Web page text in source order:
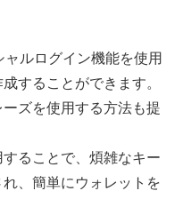
ャルログイン機能を使用
することができます。
ズを使用する方法も提
ることで、煩雑なキー
、簡単にウォレットを